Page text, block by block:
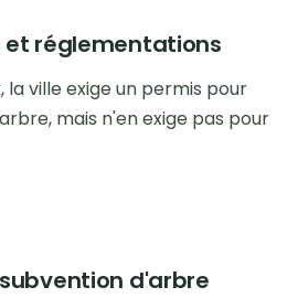
et réglementations
la ville exige un permis pour
mais n'en exige pas pour
d'arbre